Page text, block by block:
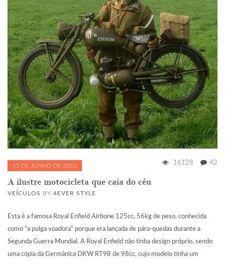
15 DE JUNHO DE 2022 16128 42
A ilustre motocicleta que caia do céu
VEÍCULOS BY 4EVER STYLE
Esta é a famosa Royal Enfield Airbone 125cc, 56kg de peso, conhecida
como “a pulga voadora” porque era lançada de pára-quedas durante a
Segunda Guerra Mundial. A Royal Enfield não tinha design próprio, sendo
uma cópia da Germânica DKW RT98 de 98cc, cujo modelo tinha um